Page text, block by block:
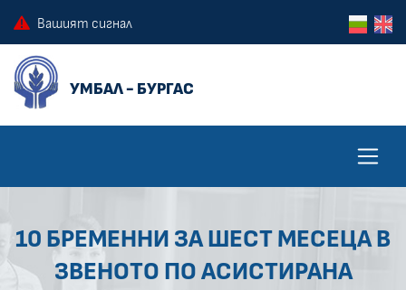
Вашият сигнал
10 БРЕМЕННИ ЗА ШЕСТ МЕСЕЦА В
ЗВЕНОТО ПО АСИСТИРАНА